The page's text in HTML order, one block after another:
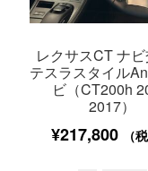
レクサスCT ナ
テスラスタイル
ビ（CT200h
2017）
¥217,800 （